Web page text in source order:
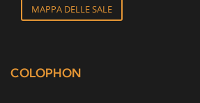
MAPPA DELLE SALE
COLOPHON